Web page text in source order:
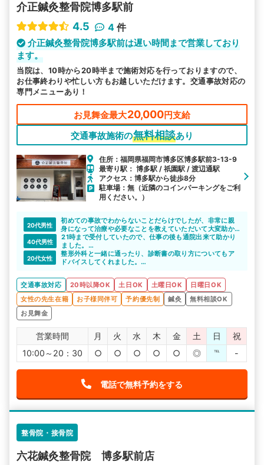
介正鍼灸整骨院博多駅前
4.5
4 件
介正鍼灸整骨院博多駅前は遅い時間まで営業しており
ます。
当院は、10時から20時半まで施術対応を行っておりますので、
お仕事終わりや忙しい方もお越しいただけます。交通事故対応の
専門メニューあり！
お見舞金最大20,000円支給
交通事故施術の無料相談あり
住所：福岡県福岡市博多区博多駅前3-13-9
最寄り駅： 博多駅 / 祇園駅 / 渡辺通駅
アクセス：博多駅から徒歩8分
駐車場：無（近隣のコインパーキングをご利
用ください。）
20代男性
初めての事故でわからないことだらけでしたが、非常に親
身になって治療や必要なことを教えていただいて大変助か
っています。
また、メールでのやり取りで気軽に予約や予約情報の確認
ができるので非常にありがたいです。
40代男性
21時まで受付していたので、仕事の後も通院出来て助かり
ました。
病院は閉まるような時間でも通院できる整骨院は、とても
便利だと思いました。
20代女性
整形外科と一緒に通ったり、診断書の取り方についてもア
ドバイスしてくれました。
るところがいいと思います。
交通事故対応 20時以降OK 土日OK 土曜日OK
日曜日OK
女性の先生在籍
お子様同伴可 予約優先制 鍼灸
無料相談OK
お見舞金
営業時間 月 火 水 木 金 土 日
祝
10:00～20：30
○ ○ ○ ○ ○ ◎ ℡ -
電話で無料予約をする
整骨院・接骨院
六花鍼灸整骨院 博多駅前店